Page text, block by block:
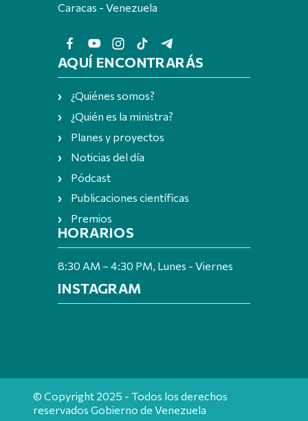
Caracas - Venezuela
AQUÍ ENCONTRARÁS
¿Quiénes somos?
¿Quién es la ministra?
Planes y proyectos
Noticias del día
Pódcast
Publicaciones científicas
Premios
HORARIOS
8:30 AM – 4:30 PM, Lunes - Viernes
INSTAGRAM
© Copyright 2025 - Todos los derechos
reservados Gobierno de Venezuela